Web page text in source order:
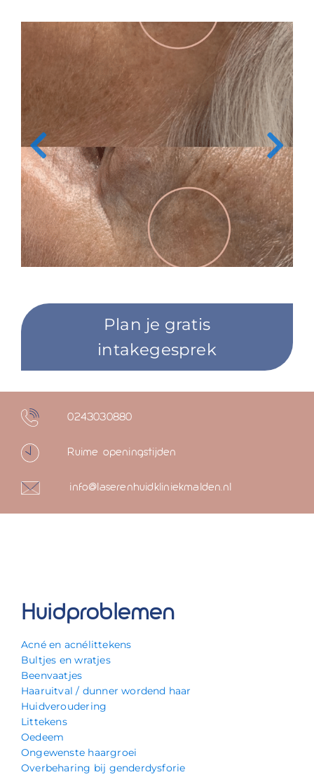
Plan je gratis
intakegesprek
0243030880
Ruime openingstijden
info@laserenhuidkliniekmalden.nl
Huidproblemen
Acné en acnélittekens
Bultjes en wratjes
Beenvaatjes
Haaruitval / dunner wordend haar
Huidveroudering
Littekens
Oedeem
Ongewenste haargroei
Overbeharing bij genderdysforie